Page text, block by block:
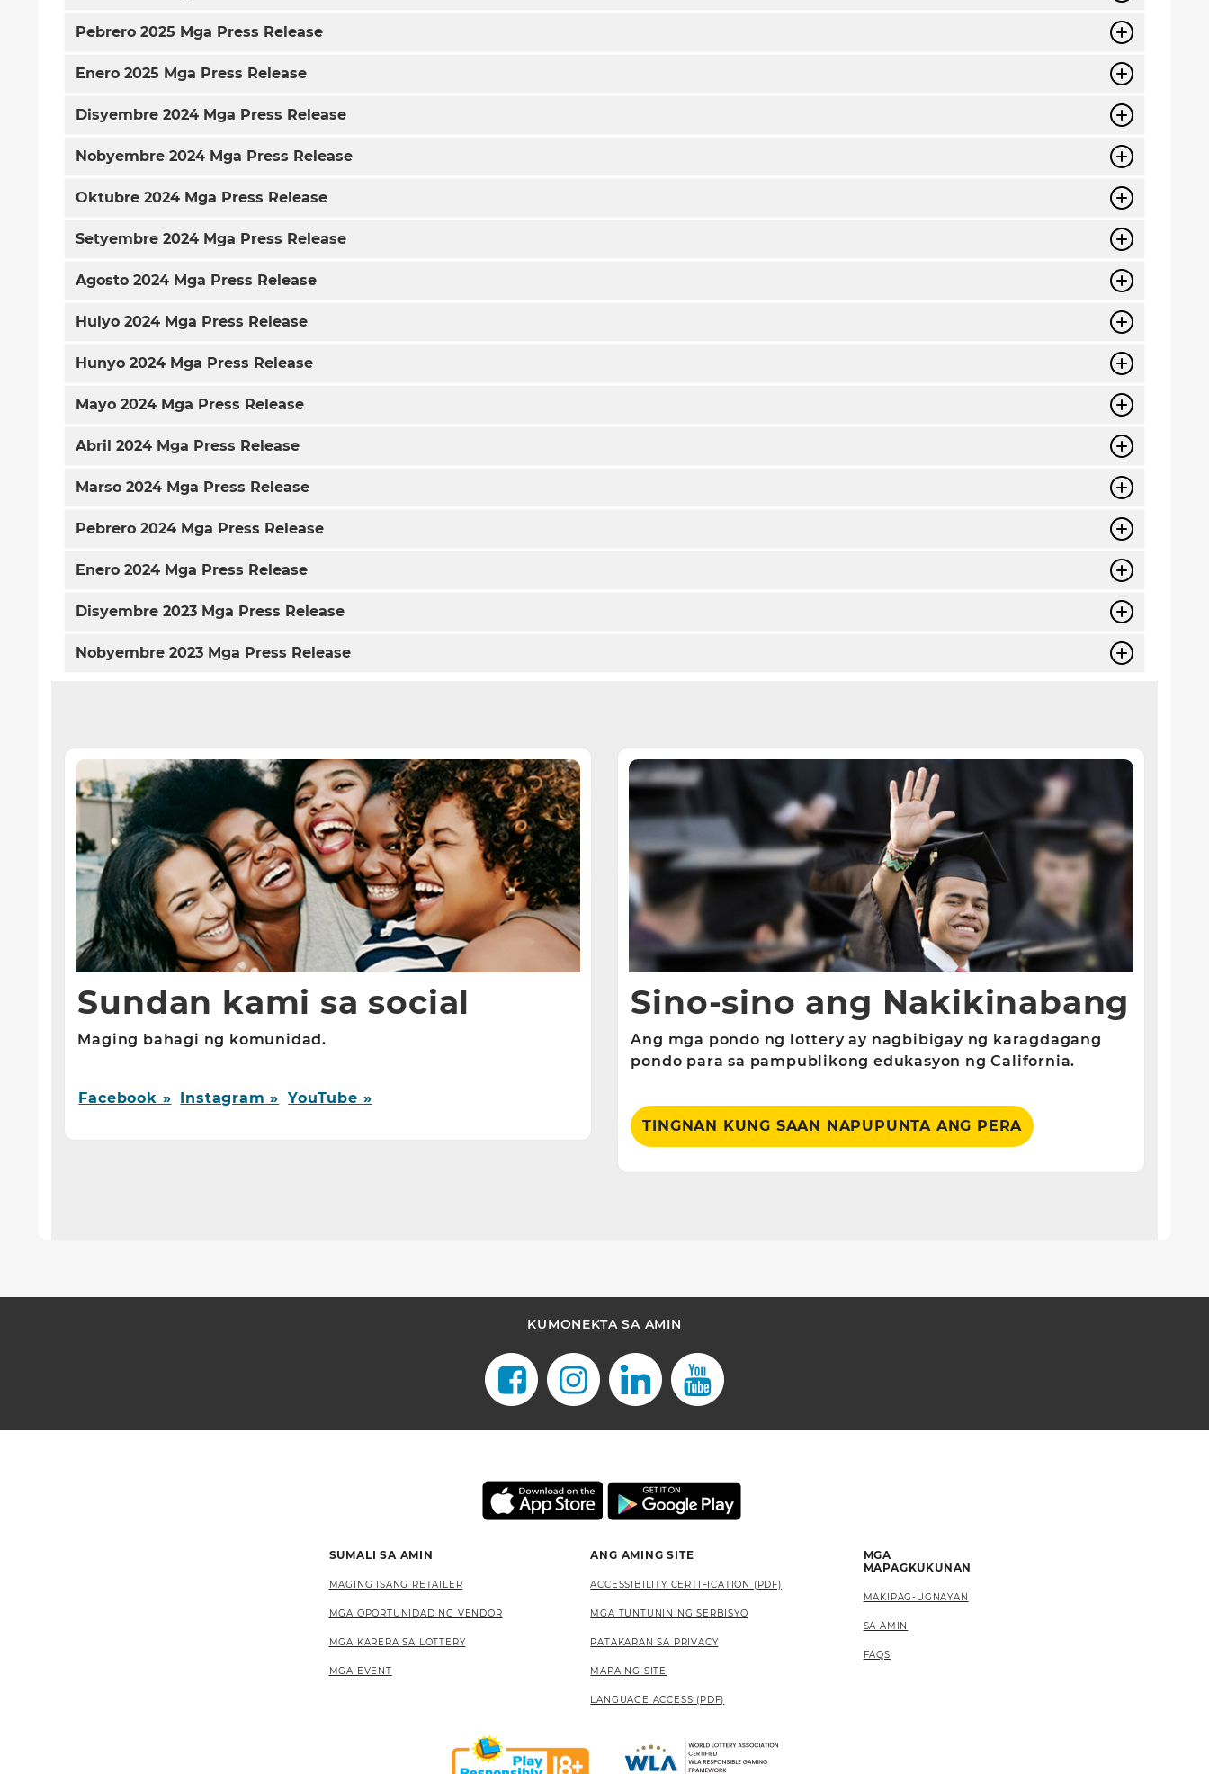
Pebrero 2025 Mga Press Release
Enero 2025 Mga Press Release
Disyembre 2024 Mga Press Release
Nobyembre 2024 Mga Press Release
Oktubre 2024 Mga Press Release
Setyembre 2024 Mga Press Release
Agosto 2024 Mga Press Release
Hulyo 2024 Mga Press Release
Hunyo 2024 Mga Press Release
Mayo 2024 Mga Press Release
Abril 2024 Mga Press Release
Marso 2024 Mga Press Release
Pebrero 2024 Mga Press Release
Enero 2024 Mga Press Release
Disyembre 2023 Mga Press Release
Nobyembre 2023 Mga Press Release
Sundan kami sa social
Maging bahagi ng komunidad.
Facebook » Instagram » YouTube »
Sino-sino ang Nakikinabang
Ang mga pondo ng lottery ay nagbibigay ng karagdagang
pondo para sa pampublikong edukasyon ng California.
TINGNAN KUNG SAAN NAPUPUNTA ANG PERA
KUMONEKTA SA AMIN
SUMALI SA AMIN
MAGING ISANG RETAILER
MGA OPORTUNIDAD NG VENDOR
MGA KARERA SA LOTTERY
MGA EVENT
ANG AMING SITE
ACCESSIBILITY CERTIFICATION (PDF)
MGA TUNTUNIN NG SERBISYO
PATAKARAN SA PRIVACY
MAPA NG SITE
LANGUAGE ACCESS (PDF)
MGA
MAPAGKUKUNAN
MAKIPAG-UGNAYAN
SA AMIN
FAQS